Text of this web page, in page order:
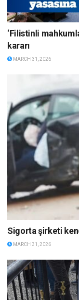
‘Filistinli
kararı
MARCH 31, 2026
Sigorta şirketi
MARCH 31, 2026